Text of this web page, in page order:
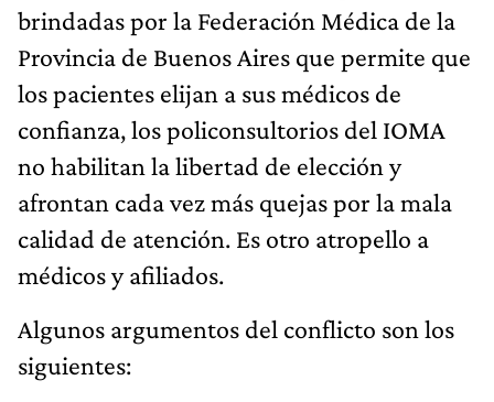
brindadas por la Federación Médica de la
Provincia de Buenos Aires que permite que
los pacientes elijan a sus médicos de
confianza, los policonsultorios del IOMA
no habilitan la libertad de elección y
afrontan cada vez más quejas por la mala
calidad de atención. Es otro atropello a
médicos y afiliados.
Algunos argumentos del conflicto son los
siguientes: